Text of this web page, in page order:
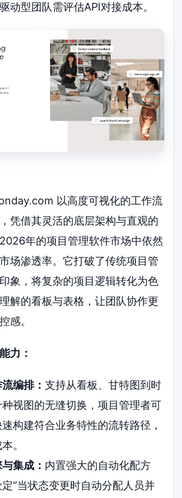
动型团队需评估API对接成本。
以高度可视化的工作流
凭借其灵活的底层架构与直观的
年的项目管理软件市场中依然
场渗透率。它打破了传统项目管
象，将复杂的项目逻辑转化为色
解的看板与表格，让团队协作更
感。
力：
编排： 支持从看板、甘特图到时
视图的无缝切换，项目管理者可
构建符合业务特性的流转路径，
。
集成： 内置强大的自动化配方
“当状态变更时自动分配人员并